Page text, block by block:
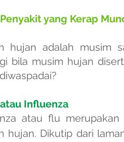
yang Kerap
hujan adalah musim
bila musim hujan
Influenza
atau flu
hujan. Dikutip dari